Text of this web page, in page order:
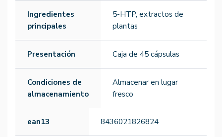
Ingredientes
principales
5-HTP, extractos de
plantas
Presentación Caja de 45 cápsulas
Condiciones de
almacenamiento
Almacenar en lugar
fresco
ean13 8436021826824